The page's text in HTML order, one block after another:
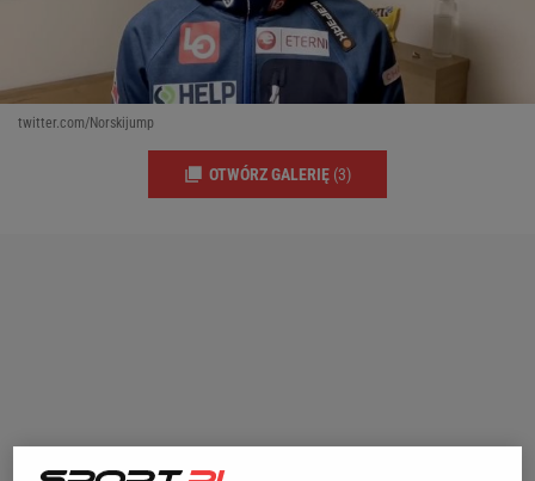
twitter.com/Norskijump
OTWÓRZ GALERIĘ (3)